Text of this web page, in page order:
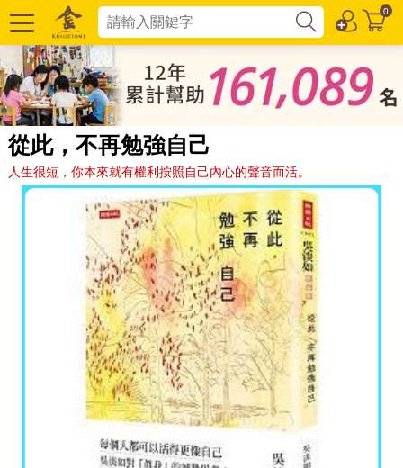
0
從此，不再勉強自己
人生很短，你本來就有權利按照自己內心的聲音而活。